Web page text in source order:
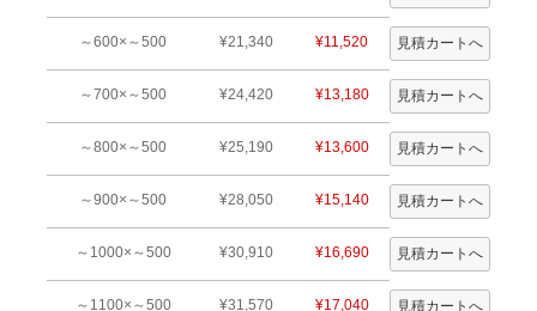
～600×～500 ¥21,340 ¥11,520
～700×～500 ¥24,420 ¥13,180
～800×～500 ¥25,190 ¥13,600
～900×～500 ¥28,050 ¥15,140
～1000×～500 ¥30,910 ¥16,690
～1100×～500 ¥31,570 ¥17,040